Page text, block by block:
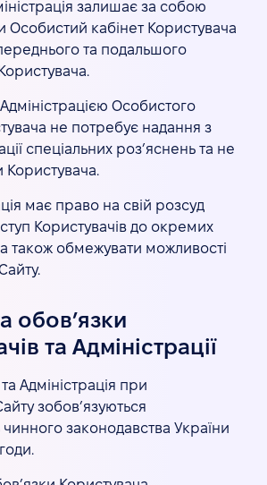
залишає за собою
Особистий кабінет Користувача
та подальшого
Особистого
не потребує надання з
спеціальних роз’яснень та не
Користувача.
має право на свій розсуд
Користувачів до окремих
а також обмежувати можливості
обов’язки
та Адміністрації
Адміністрація при
зобов’язуються
законодавства України